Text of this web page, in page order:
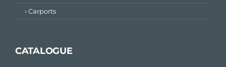
› Carports
CATALOGUE